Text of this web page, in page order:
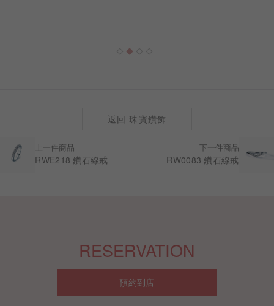
上一件商品
RWE218 鑽石線戒
下一件商品
RW0083 鑽石線戒
返回 珠寶鑽飾
RESERVATION
預約到店